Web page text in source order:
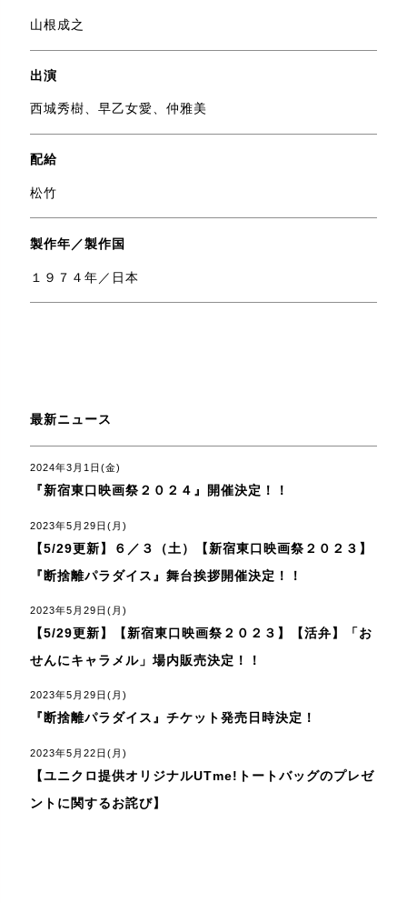
山根成之
出演
西城秀樹、早乙女愛、仲雅美
配給
松竹
製作年／製作国
１９７４年／日本
最新ニュース
2024年3月1日(金)
『新宿東口映画祭２０２４』開催決定！！
2023年5月29日(月)
【5/29更新】６／３（土）【新宿東口映画祭２０２３】
『断捨離パラダイス』舞台挨拶開催決定！！
2023年5月29日(月)
【5/29更新】【新宿東口映画祭２０２３】【活弁】「お
せんにキャラメル」場内販売決定！！
2023年5月29日(月)
『断捨離パラダイス』チケット発売日時決定！
2023年5月22日(月)
【ユニクロ提供オリジナルUTme!トートバッグのプレゼ
ントに関するお詫び】